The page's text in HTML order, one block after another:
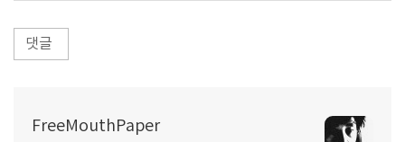
댓글
FreeMouthPaper